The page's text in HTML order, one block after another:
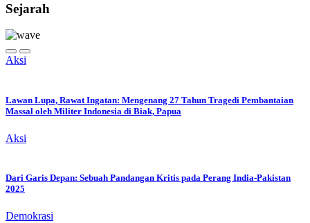
Sejarah
Aksi
Lawan Lupa, Rawat Ingatan: Mengenang 27 Tahun Tragedi Pembantaian
Massal oleh Militer Indonesia di Biak, Papua
Aksi
Dari Garis Depan: Sebuah Pandangan Kritis pada Perang India-Pakistan
2025
Demokrasi